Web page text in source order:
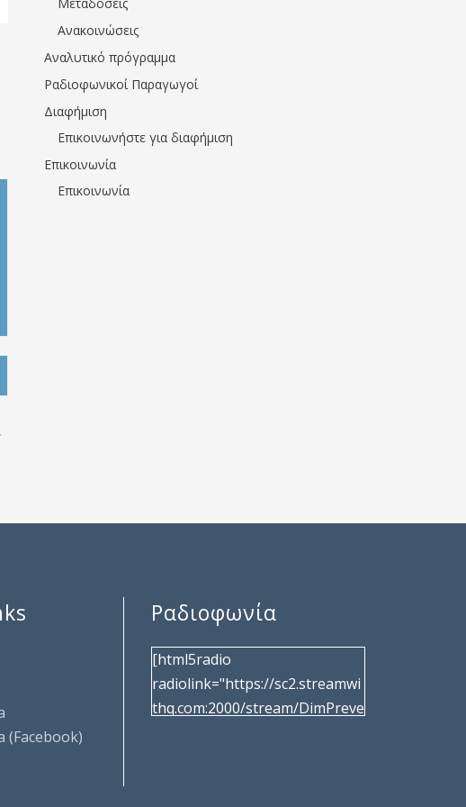
Ανακοινώσεις
Αναλυτικό πρόγραμμα
Ραδιοφωνικοί Παραγωγοί
Διαφήμιση
Επικοινωνήστε για διαφήμιση
Επικοινωνία
Επικοινωνία
(Facebook)
Ραδιοφωνία
[html5radio
radiolink="https://sc2.streamwi
thq.com:2000/stream/DimPreve